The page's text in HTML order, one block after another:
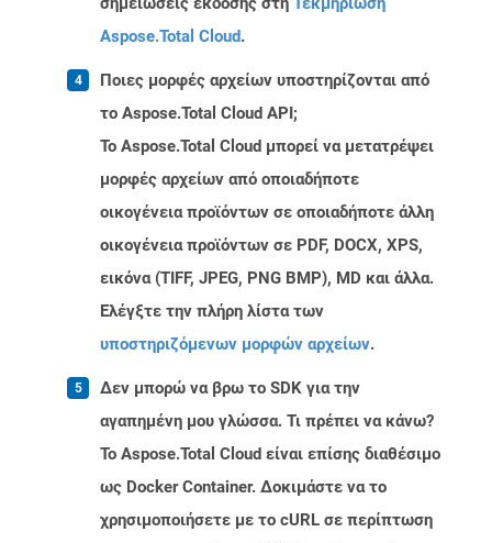
Aspose.Total Cloud.
Ποιες μορφές αρχείων υποστηρίζονται από
το Aspose.Total Cloud API;
Το Aspose.Total Cloud μπορεί να μετατρέψει
μορφές αρχείων από οποιαδήποτε
οικογένεια προϊόντων σε οποιαδήποτε άλλη
οικογένεια προϊόντων σε PDF, DOCX, XPS,
εικόνα (TIFF, JPEG, PNG BMP), MD και άλλα.
Ελέγξτε την πλήρη λίστα των
υποστηριζόμενων μορφών αρχείων.
Δεν μπορώ να βρω το SDK για την
αγαπημένη μου γλώσσα. Τι πρέπει να κάνω?
Το Aspose.Total Cloud είναι επίσης διαθέσιμο
ως Docker Container. Δοκιμάστε να το
χρησιμοποιήσετε με το cURL σε περίπτωση